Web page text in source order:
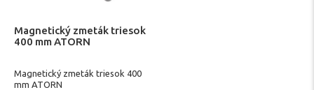
Magnetický zmeták triesok
400 mm ATORN
Magnetický zmeták triesok 400
mm ATORN